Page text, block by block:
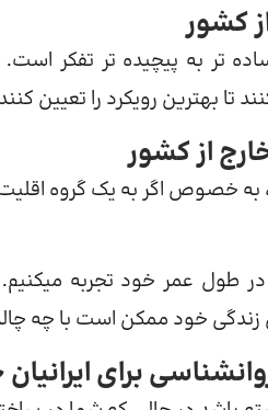
تر به پیچیده تر تفکر
تا بهترین رویکرد را تعیین
به خصوص اگر به یک گروه
طول عمر خود تجربه
زندگی خود ممکن است با چه